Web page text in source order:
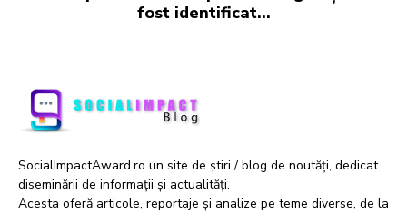
fost identificat…
SocialImpactAward.ro un site de știri / blog de noutăți, dedicat
diseminării de informații și actualități.
Acesta oferă articole, reportaje și analize pe teme diverse, de la